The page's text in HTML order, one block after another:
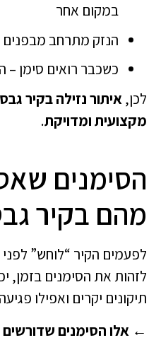
במקום אחר
הנזק מתרחב מבפנים
כשכבר רואים סימן –
לכן,איתור נזילה בקיר
מקצועית ומדויקת.
הסימנים
מהם בקיר
לפעמים הקיר “לוחש”
לזהות את הסימנים בזמן,
תיקונים יקרים ואפילו
← אלו הסימנים שדורשים